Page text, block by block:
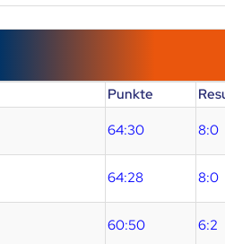
Punkte
64:30 8:0
64:28 8:0
60:50 6:2